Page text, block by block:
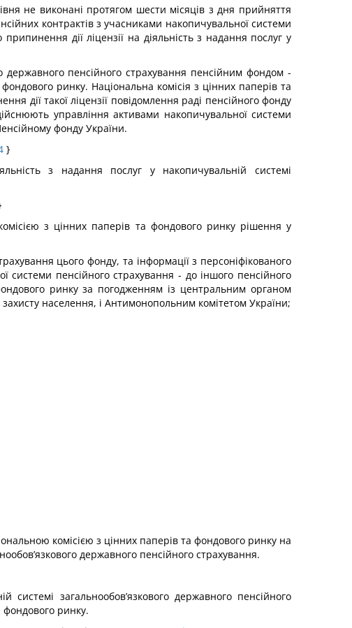
не виконані протягом шести місяців з дня прийняття
контрактів з учасниками накопичувальної системи
дії ліцензії на діяльність з надання послуг у
державного пенсійного страхування пенсійним фондом -
ринку. Національна комісія з цінних паперів та
дії такої ліцензії повідомлення раді пенсійного фонду
управління активами накопичувальної системи
фонду України.
}
з надання послуг у накопичувальній системі
з цінних паперів та фондового ринку рішення у
цього фонду, та інформації з персоніфікованого
пенсійного страхування - до іншого пенсійного
ринку за погодженням із центральним органом
населення, і Антимонопольним комітетом України;
комісією з цінних паперів та фондового ринку на
державного пенсійного страхування.
загальнообов’язкового державного пенсійного
фондового ринку.